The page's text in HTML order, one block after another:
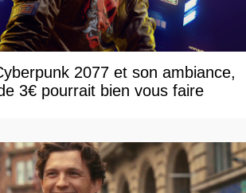
2077 et son ambiance,
3€ pourrait bien vous faire